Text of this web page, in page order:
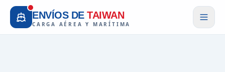
ENVÍOS DE TAIWAN
CARGA AÉREA Y MARÍTIMA